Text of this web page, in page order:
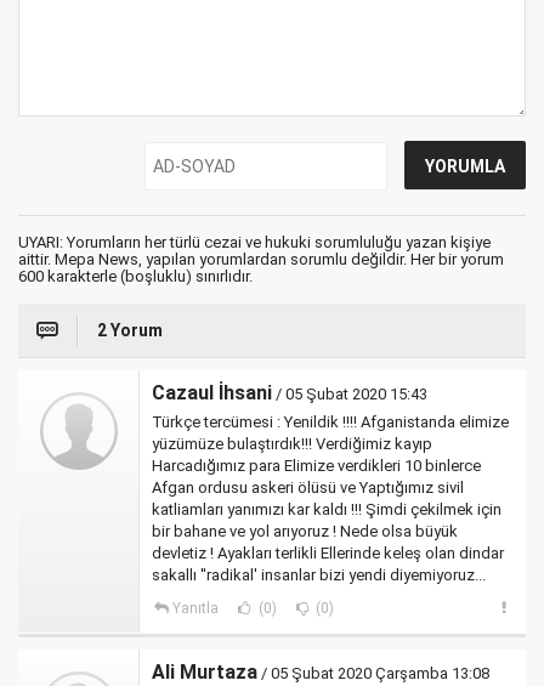
UYARI: Yorumların her türlü cezai ve hukuki sorumluluğu yazan kişiye
aittir. Mepa News, yapılan yorumlardan sorumlu değildir. Her bir yorum
600 karakterle (boşluklu) sınırlıdır.
2 Yorum
Cazaul İhsani / 05 Şubat 2020 15:43
Türkçe tercümesi : Yenildik !!!! Afganistanda elimize
yüzümüze bulaştırdık!!! Verdiğimiz kayıp
Harcadığımız para Elimize verdikleri 10 binlerce
Afgan ordusu askeri ölüsü ve Yaptığımız sivil
katliamları yanımızı kar kaldı !!! Şimdi çekilmek için
bir bahane ve yol arıyoruz ! Nede olsa büyük
devletiz ! Ayakları terlikli Ellerinde keleş olan dindar
sakallı ''radikal' insanlar bizi yendi diyemiyoruz...
Yanıtla (0) (0)
Ali Murtaza / 05 Şubat 2020 Çarşamba 13:08